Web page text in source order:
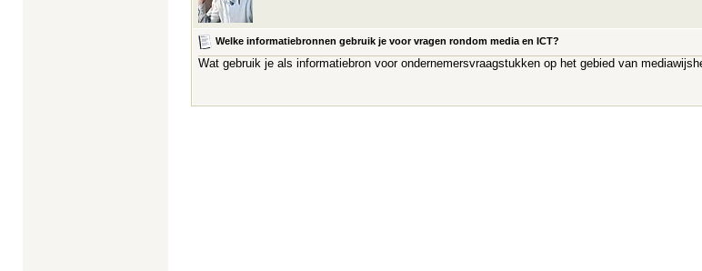
Welke informatiebronnen gebruik je voor vragen rondom media en ICT?
Wat gebruik je als informatiebron voor ondernemersvraagstukken op het gebied van